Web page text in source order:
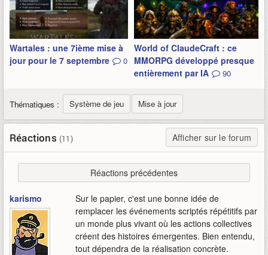
Wartales : une 7ième mise à
jour pour le 7 septembre
0
World of ClaudeCraft : ce
MMORPG développé presque
entièrement par IA
90
Thématiques : Système de jeu Mise à jour
Réactions (11) Afficher sur le forum
Réactions précédentes
karismo
Sur le papier, c'est une bonne idée de
remplacer les événements scriptés répétitifs par
un monde plus vivant où les actions collectives
créent des histoires émergentes. Bien entendu,
tout dépendra de la réalisation concrète.